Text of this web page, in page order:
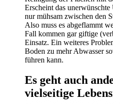
Erscheint das
nur mühsam zwischen den
Also muss es abgeflammt
Fall kommen gar giftige
Einsatz. Ein weiteres
Boden zu mehr Abwasser
führen kann.
Es geht auch
vielseitige